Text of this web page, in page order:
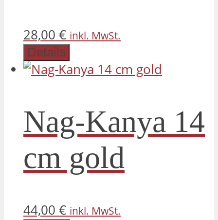
28,00 € inkl. MwSt.
Details
Nag-Kanya 14
cm gold
44,00 € inkl. MwSt.